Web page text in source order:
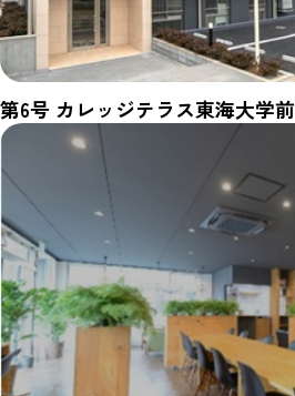
第6号 カレッジテラス東海大学前